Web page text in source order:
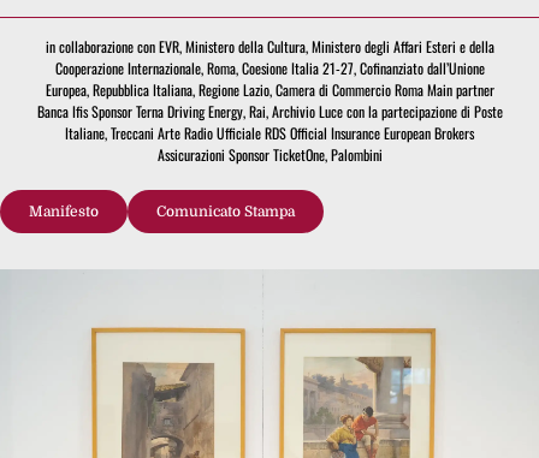
in collaborazione con EVR, Ministero della Cultura, Ministero degli Affari Esteri e della
Cooperazione Internazionale, Roma, Coesione Italia 21-27, Cofinanziato dall’Unione
Europea, Repubblica Italiana, Regione Lazio, Camera di Commercio Roma Main partner
Banca Ifis Sponsor Terna Driving Energy, Rai, Archivio Luce con la partecipazione di Poste
Italiane, Treccani Arte Radio Ufficiale RDS Official Insurance European Brokers
Assicurazioni Sponsor TicketOne, Palombini
Manifesto Comunicato Stampa